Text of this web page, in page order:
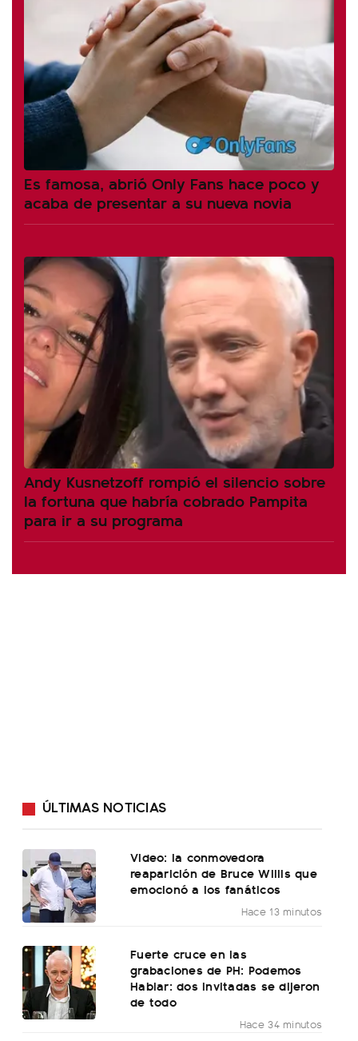
Es famosa, abrió Only Fans hace poco y
acaba de presentar a su nueva novia
Andy Kusnetzoff rompió el silencio sobre
la fortuna que habría cobrado Pampita
para ir a su programa
ÚLTIMAS NOTICIAS
Video: la conmovedora
reaparición de Bruce Willis que
emocionó a los fanáticos
Hace 13 minutos
Fuerte cruce en las
grabaciones de PH: Podemos
Hablar: dos invitadas se dijeron
de todo
Hace 34 minutos